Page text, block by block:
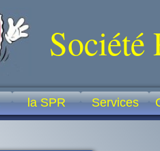
la SPR
Société
Services